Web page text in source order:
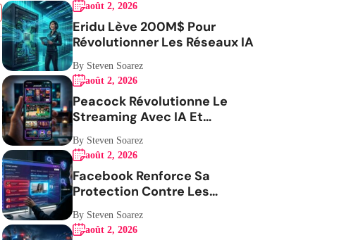
août 2, 2026
Eridu Lève 200M$ Pour
Révolutionner Les Réseaux IA
By Steven Soarez
août 2, 2026
Peacock Révolutionne Le
Streaming Avec IA Et
Expérience Mobile
By Steven Soarez
août 2, 2026
Facebook Renforce Sa
Protection Contre Les
Impersonateurs
By Steven Soarez
août 2, 2026